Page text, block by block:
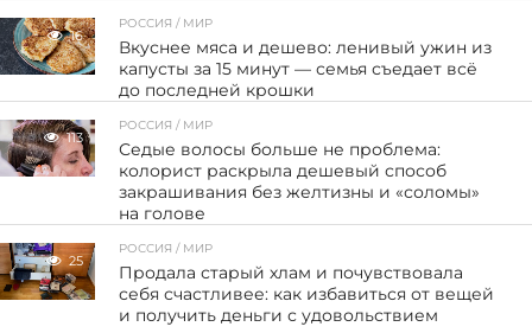
16
РОССИЯ / МИР
Вкуснее мяса и дешево: ленивый ужин из
капусты за 15 минут — семья съедает всё
до последней крошки
113
РОССИЯ / МИР
Седые волосы больше не проблема:
колорист раскрыла дешевый способ
закрашивания без желтизны и «соломы»
на голове
25
РОССИЯ / МИР
Продала старый хлам и почувствовала
себя счастливее: как избавиться от вещей
и получить деньги с удовольствием